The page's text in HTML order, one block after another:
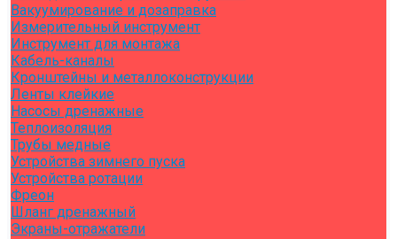
Вакуумирование и дозаправка
Измерительный инструмент
Инструмент для монтажа
Кабель-каналы
Кронштейны и металлоконструкции
Ленты клейкие
Насосы дренажные
Теплоизоляция
Трубы медные
Устройства зимнего пуска
Устройства ротации
Фреон
Шланг дренажный
Экраны-отражатели